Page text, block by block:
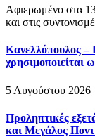
Αφιερωμένο στα
και στις
Κανελλόπουλος –
χρησιμοποιείται
5 Αυγούστου 2026
Προληπτικές
και Μεγάλος